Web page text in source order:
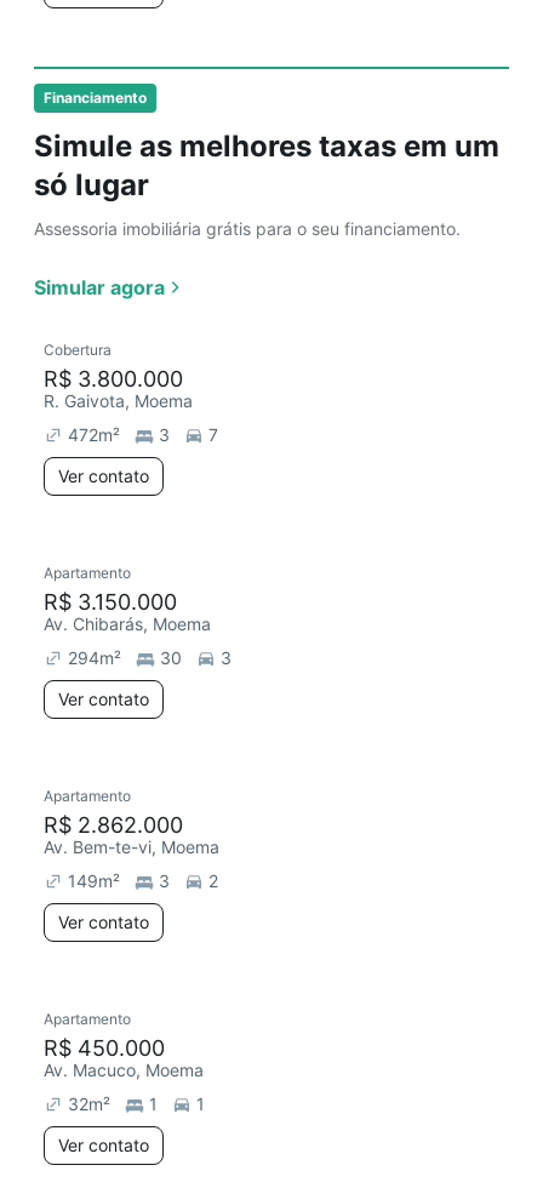
Financiamento
Simule as melhores taxas em um
só lugar
Assessoria imobiliária grátis para o seu financiamento.
Simular agora
Cobertura
R$ 3.800.000
R. Gaivota, Moema
472m² 3
7
Ver contato
Apartamento
R$ 3.150.000
Av. Chibarás, Moema
294m² 30
3
Ver contato
Apartamento
R$ 2.862.000
Av. Bem-te-vi, Moema
149m² 3
2
Ver contato
Apartamento
R$ 450.000
Av. Macuco, Moema
32m² 1
1
Ver contato